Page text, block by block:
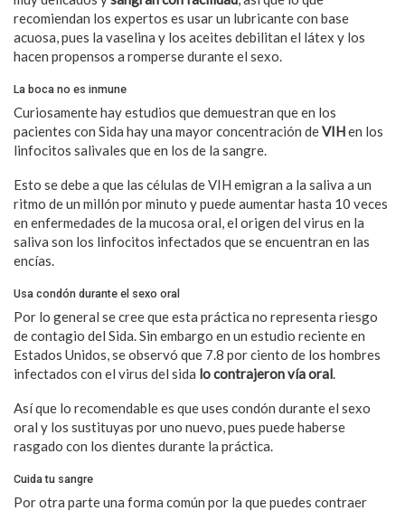
recomiendan los expertos es usar un lubricante con base
acuosa, pues la vaselina y los aceites debilitan el látex y los
hacen propensos a romperse durante el sexo.
La boca no es inmune
Curiosamente hay estudios que demuestran que en los
pacientes con Sida hay una mayor concentración deVIHen los
linfocitos salivales que en los de la sangre.
Esto se debe a que las células de VIH emigran a la saliva a un
ritmo de un millón por minuto y puede aumentar hasta 10 veces
en enfermedades de la mucosa oral, el origen del virus en la
saliva son los linfocitos infectados que se encuentran en las
encías.
Usa condón durante el sexo oral
Por lo general se cree que esta práctica no representa riesgo
de contagio del Sida. Sin embargo en un estudio reciente en
Estados Unidos, se observó que 7.8 por ciento de los hombres
infectados con el virus del sida lo contrajeron vía oral.
Así que lo recomendable es que uses condón durante el sexo
oral y los sustituyas por uno nuevo, pues puede haberse
rasgado con los dientes durante la práctica.
Cuida tu sangre
Por otra parte una forma común por la que puedes contraer